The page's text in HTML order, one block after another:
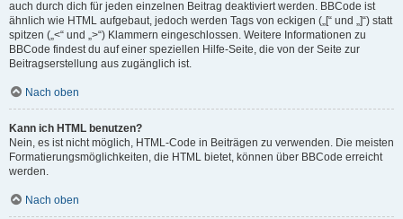
auch durch dich für jeden einzelnen Beitrag deaktiviert werden. BBCode ist
ähnlich wie HTML aufgebaut, jedoch werden Tags von eckigen („[“ und „]“) statt
spitzen („<“ und „>“) Klammern eingeschlossen. Weitere Informationen zu
BBCode findest du auf einer speziellen Hilfe-Seite, die von der Seite zur
Beitragserstellung aus zugänglich ist.
Nach oben
Kann ich HTML benutzen?
Nein, es ist nicht möglich, HTML-Code in Beiträgen zu verwenden. Die meisten
Formatierungsmöglichkeiten, die HTML bietet, können über BBCode erreicht
werden.
Nach oben